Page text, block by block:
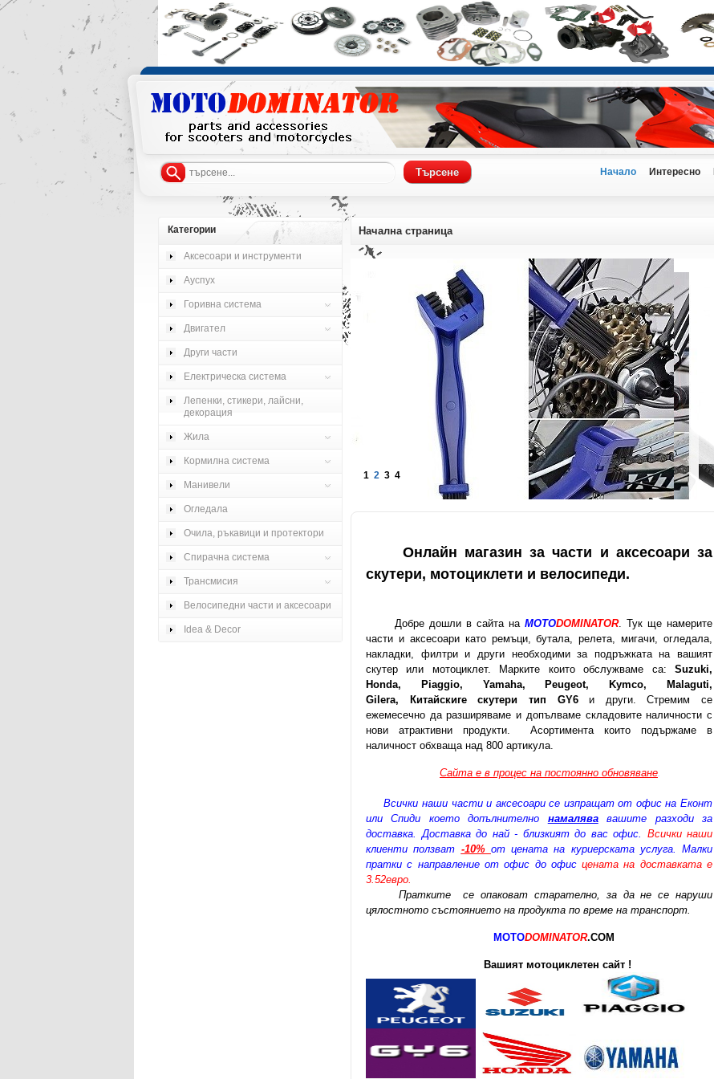
Начало Интересно
Начална страница
1 2 3 4
Онлайн магазин за части и аксесоари за
скутери, мотоциклети и велосипеди.
Добре дошли в сайта на МОТОDOMINATOR. Тук ще намерите
части и аксесоари като ремъци, бутала, релета, мигачи, огледала,
накладки, филтри и други необходими за подръжката на вашият
скутер или мотоциклет. Марките които обслужваме са: Suzuki,
Honda, Piaggio, Yamaha, Peugeоt, Kymco, Malaguti,
Gilera, Китайскиге скутери тип GY6и други. Стремим се
ежемесечно да разширяваме и допълваме складовите наличности с
нови атрактивни продукти. Асортимента които подържаме в
наличност обхваща над 800 артикула.
Сайта е в процес на постоянно обновяване.
Всички наши части и аксесоари се изпращат от офис на Еконт
или Спиди което допълнително намалявавашите разходи за
доставка. Доставка до най - близкият до вас офис. Всички наши
клиенти ползват -10% от цената на куриерската услуга. Малки
пратки с направление от офис до офисцената на доставката е
3.52евро.
Пратките се опаковат старателно, за да не се наруши
цялостното състоянието на продукта по време на транспорт.
MOTODOMINATOR.COM
Вашият мотоциклетен сайт !
Категории
Аксесоари и инструменти
Ауспух
Горивна система
Двигател
Други части
Електрическа система
Лепенки, стикери, лайсни,
декорация
Жила
Кормилна система
Манивели
Огледала
Очила, ръкавици и протектори
Спирачна система
Трансмисия
Велосипедни части и аксесоари
Idea & Decor